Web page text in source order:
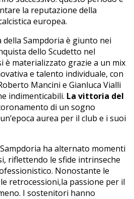
la reputazione della
europea.
Sampdoria è giunto nei
dello Scudetto nel
è⁣ materializzato grazie​ a un mix
e talento individuale, con
Mancini e Gianluca Vialli
indimenticabili. La vittoria ⁣del
di un sogno‌
aurea‌ per il club e i suoi
ha alternato momenti
riflettendo le sfide intrinseche
Nonostante le
retrocessioni,la passione per il
I ‌sostenitori hanno